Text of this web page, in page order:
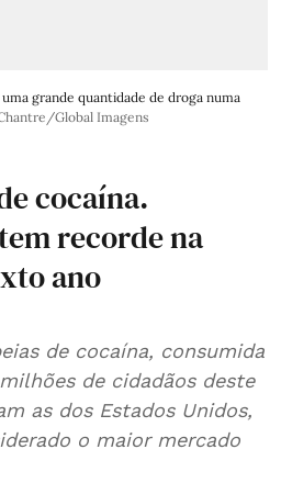
uma grande quantidade de droga numa
Global Imagens
cocaína.
recorde na
ano
de cocaína, consumida
de cidadãos deste
as dos Estados Unidos,
o maior mercado